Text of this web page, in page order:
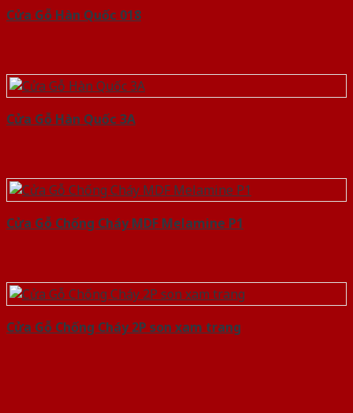
Cửa Gỗ Hàn Quốc 018
Cửa Gỗ Hàn Quốc 3A
Cửa Gỗ Chống Cháy MDF Melamine P1
Cửa Gỗ Chống Cháy 2P son xam trang